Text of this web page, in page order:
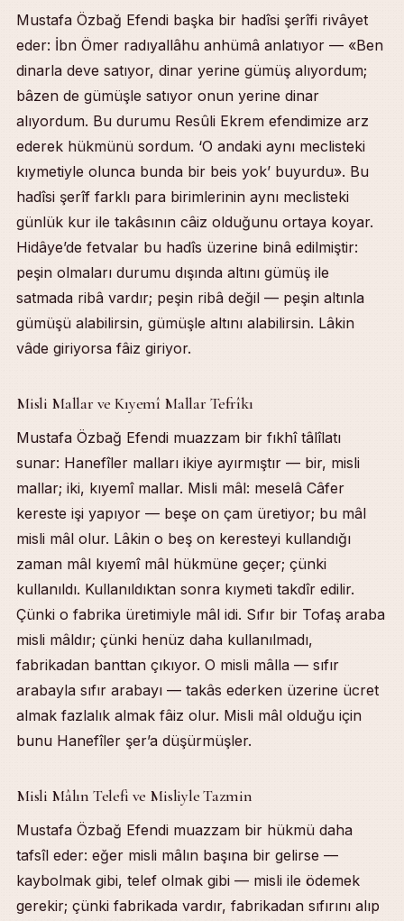
Mustafa Özbağ Efendi başka bir hadîsi şerîfi rivâyet
eder: İbn Ömer radıyallâhu anhümâ anlatıyor — «Ben
dinarla deve satıyor, dinar yerine gümüş alıyordum;
bâzen de gümüşle satıyor onun yerine dinar
alıyordum. Bu durumu Resûli Ekrem efendimize arz
ederek hükmünü sordum. ‘O andaki aynı meclisteki
kıymetiyle olunca bunda bir beis yok’ buyurdu». Bu
hadîsi şerîf farklı para birimlerinin aynı meclisteki
günlük kur ile takâsının câiz olduğunu ortaya koyar.
Hidâye’de fetvalar bu hadîs üzerine binâ edilmiştir:
peşin olmaları durumu dışında altını gümüş ile
satmada ribâ vardır; peşin ribâ değil — peşin altınla
gümüşü alabilirsin, gümüşle altını alabilirsin. Lâkin
vâde giriyorsa fâiz giriyor.
Misli Mallar ve Kıyemî Mallar Tefrîkı
Mustafa Özbağ Efendi muazzam bir fıkhî tâlîlatı
sunar: Hanefîler malları ikiye ayırmıştır — bir, misli
mallar; iki, kıyemî mallar. Misli mâl: meselâ Câfer
kereste işi yapıyor — beşe on çam üretiyor; bu mâl
misli mâl olur. Lâkin o beş on keresteyi kullandığı
zaman mâl kıyemî mâl hükmüne geçer; çünki
kullanıldı. Kullanıldıktan sonra kıymeti takdîr edilir.
Çünki o fabrika üretimiyle mâl idi. Sıfır bir Tofaş araba
misli mâldır; çünki henüz daha kullanılmadı,
fabrikadan banttan çıkıyor. O misli mâlla — sıfır
arabayla sıfır arabayı — takâs ederken üzerine ücret
almak fazlalık almak fâiz olur. Misli mâl olduğu için
bunu Hanefîler şer’a düşürmüşler.
Misli Mâlın Telefi ve Misliyle Tazmin
Mustafa Özbağ Efendi muazzam bir hükmü daha
tafsîl eder: eğer misli mâlın başına bir gelirse —
kaybolmak gibi, telef olmak gibi — misli ile ödemek
gerekir; çünki fabrikada vardır, fabrikadan sıfırını alıp